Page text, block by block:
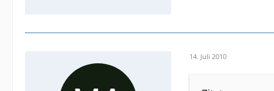
14. Juli 2010